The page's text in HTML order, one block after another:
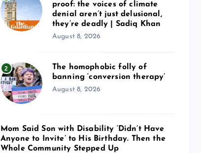
proof: the voices of climate
denial aren’t just delusional,
they’re deadly | Sadiq Khan
August 8, 2026
2
The homophobic folly of
banning ‘conversion therapy’
August 8, 2026
Mom Said Son with Disability ‘Didn’t Have
Anyone to Invite’ to His Birthday. Then the
Whole Community Stepped Up